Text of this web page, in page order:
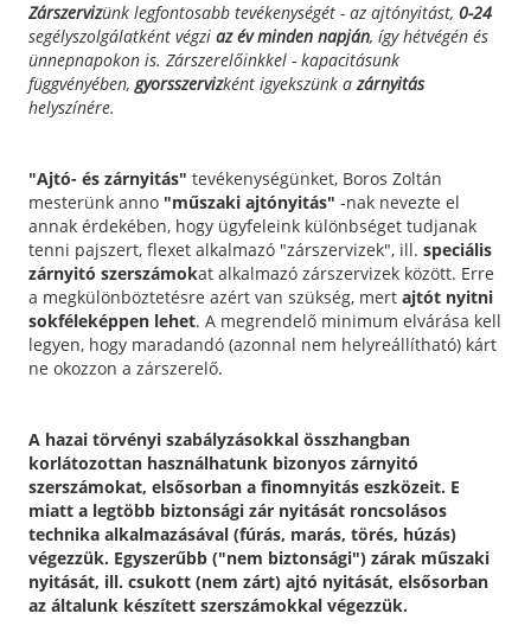
Zárszervizünk legfontosabb tevékenységét - az ajtónyitást, 0-24
segélyszolgálatként végzi az év minden napján, így hétvégén és
ünnepnapokon is. Zárszerelőinkkel - kapacitásunk
függvényében,gyorsszervizként igyekszünk azárnyitás
helyszínére.
"Ajtó- és zárnyitás" tevékenységünket, Boros Zoltán
mesterünk anno "műszaki ajtónyitás" -nak nevezte el
annak érdekében, hogy ügyfeleink különbséget tudjanak
tenni pajszert, flexet alkalmazó "zárszervizek", ill. speciális
zárnyitó szerszámokat alkalmazó zárszervizek között. Erre
a megkülönböztetésre azért van szükség, mert ajtót nyitni
sokféleképpen lehet. A megrendelő minimum elvárása kell
legyen, hogy maradandó (azonnal nem helyreállítható) kárt
ne okozzon a zárszerelő.
A hazai törvényi szabályzásokkal összhangban
korlátozottan használhatunk bizonyos zárnyitó
szerszámokat, elsősorban a finomnyitás eszközeit. E
miatt a legtöbb biztonsági zár nyitását roncsolásos
technika alkalmazásával (fúrás, marás, törés, húzás)
végezzük. Egyszerűbb ("nem biztonsági") zárak műszaki
nyitását, ill. csukott (nem zárt) ajtó nyitását, elsősorban
az általunk készített szerszámokkal végezzük.